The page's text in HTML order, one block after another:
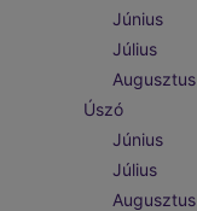
Június
Július
Augusztus
Úszó
Június
Július
Augusztus